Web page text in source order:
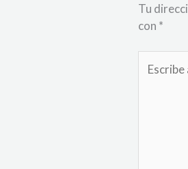
Tu
con *
aquí...